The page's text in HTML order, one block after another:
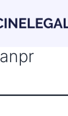
anpr